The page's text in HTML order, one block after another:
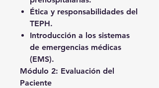
Ética y responsabilidades del
TEPH.
Introducción a los sistemas
de emergencias médicas
(EMS).
Módulo 2: Evaluación del
Paciente